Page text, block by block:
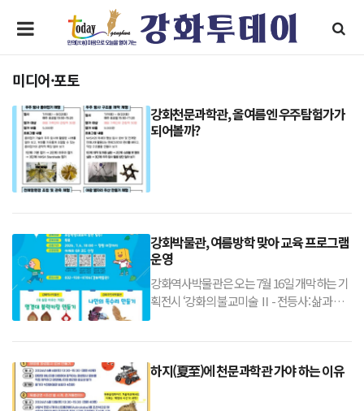
미디어·포토
강화천문과학관, 올여름엔 우주탐험가가
되어볼까?
강화박물관, 여름방학 맞아 교육 프로그램
운영
강화역사박물관은 오는 7월 16일 개막하는 기
획전시 ‘강화의 불교미술 Ⅱ - 전등사: 삶과 죽
록 키링 만들기 체험을 진행한다. 강화
하지(夏至)에 천문과학관 가야 하는 이유